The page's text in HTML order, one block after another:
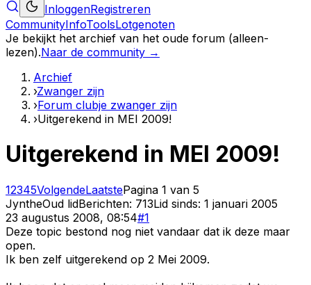
InloggenRegistreren
CommunityInfoToolsLotgenoten
Je bekijkt het archief van het oude forum (alleen-
lezen).Naar de community →
Archief
›Zwanger zijn
›Forum clubje zwanger zijn
›Uitgerekend in MEI 2009!
Uitgerekend in MEI 2009!
12345VolgendeLaatstePagina 1 van 5
JyntheOud lidBerichten: 713Lid sinds: 1 januari 2005
23 augustus 2008, 08:54#1
Deze topic bestond nog niet vandaar dat ik deze maar
open.
Ik ben zelf uitgerekend op 2 Mei 2009.